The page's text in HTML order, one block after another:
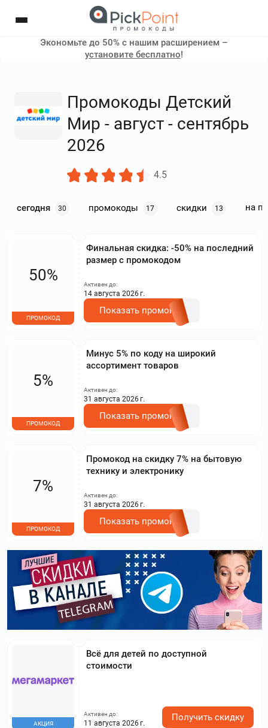
Экономьте до 50% с нашим расширением –
установите бесплатно!
Промокоды Детский
Мир - август - сентябрь
2026
4.5
сегодня 30 промокоды 17 скидки 13 на
Финальная скидка: -50% на последний
размер с промокодом
50%
ПРОМОКОД
Активен до:
14 августа 2026 г.
Показать промокод
Минус 5% по коду на широкий
ассортимент товаров
5%
ПРОМОКОД
Активен до:
31 августа 2026 г.
Показать промокод
Промокод на скидку 7% на бытовую
технику и электронику
7%
ПРОМОКОД
Активен до:
31 августа 2026 г.
Показать промокод
Всё для детей по доступной
стоимости
АКЦИЯ
Активен до:
11 августа 2026 г.
Получить скидку